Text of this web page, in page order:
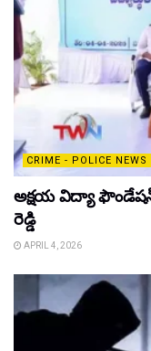
CRIME - POLICE NEWS
అక్షయ విద్యా
రెడ్డి
APRIL 4, 2026